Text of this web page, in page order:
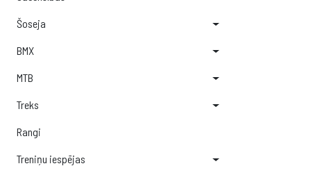
Šoseja
BMX
MTB
Treks
Rangi
Treniņu iespējas